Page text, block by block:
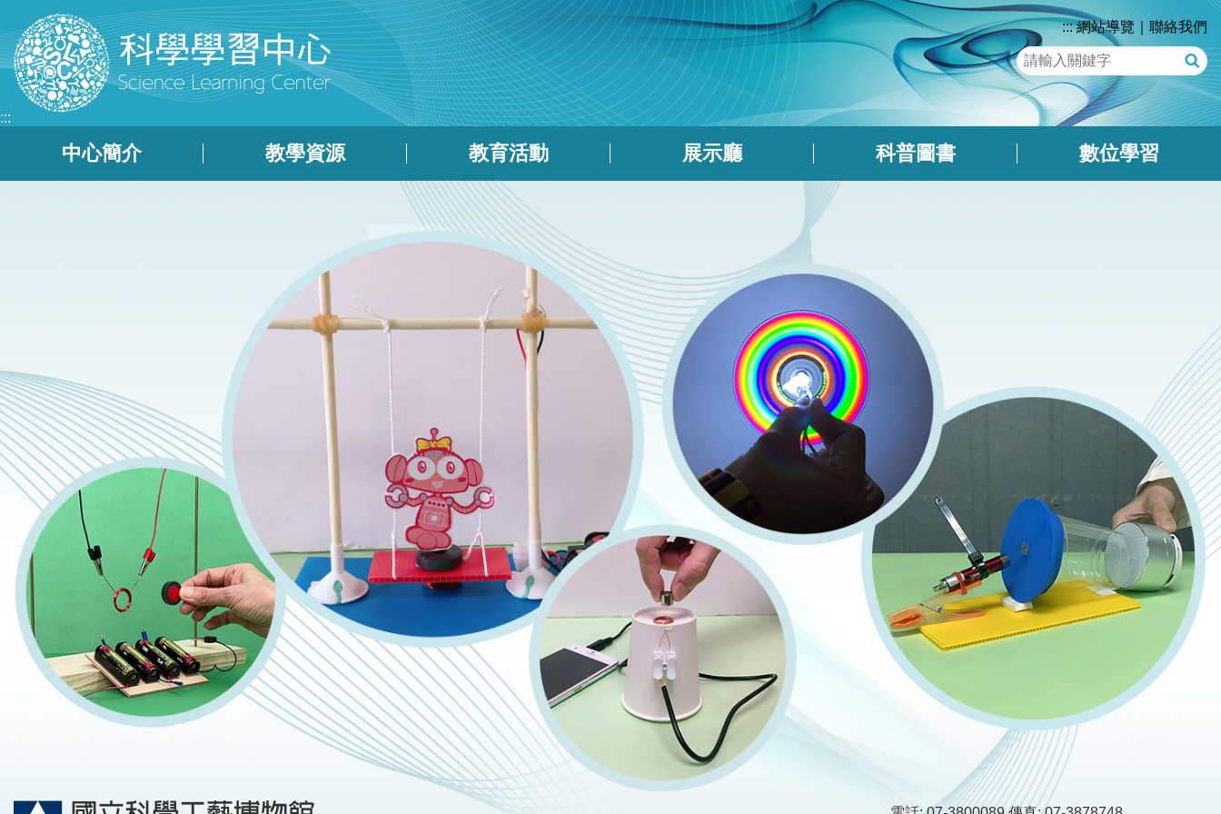
::: 網站導覽
聯絡我們
關
鍵
字
詢
:::
中心簡介 教學資源 教育活動 展示廳 科普圖書 數位學習